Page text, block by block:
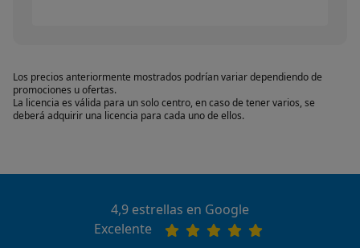
Los precios anteriormente mostrados podrían variar dependiendo de
promociones u ofertas.
La licencia es válida para un solo centro, en caso de tener varios, se
deberá adquirir una licencia para cada uno de ellos.
4,9 estrellas en Google
Excelente